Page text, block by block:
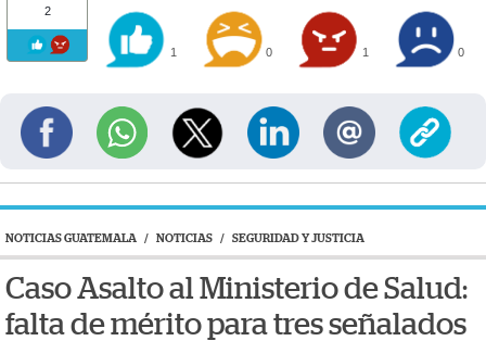
2
1 0 1 0
NOTICIAS GUATEMALA / NOTICIAS / SEGURIDAD Y JUSTICIA
Caso Asalto al Ministerio de Salud:
falta de mérito para tres señalados